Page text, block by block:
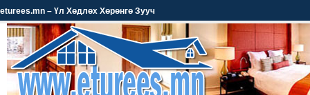
eturees.mn – Үл Хөдлөх Хөрөнгө Зууч